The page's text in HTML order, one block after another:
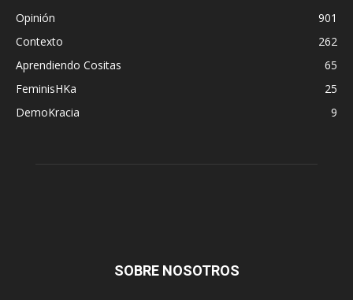
Opinión
901
Contexto
262
Aprendiendo Cositas
65
FeminisHKa
25
DemoKracia
9
SOBRE NOSOTROS